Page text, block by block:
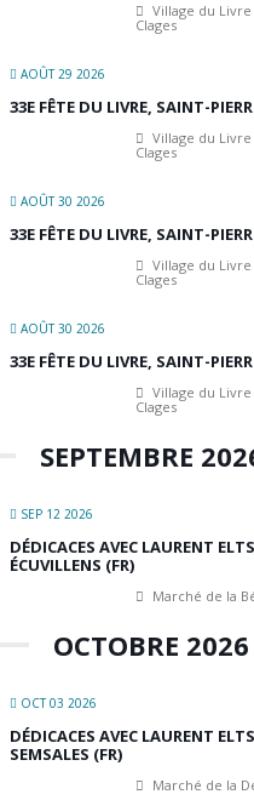
Village du
Clages
AOÛT 29 2026
33E FÊTE DU LIVRE, SAINT-
Village du
Clages
AOÛT 30 2026
33E FÊTE DU LIVRE, SAINT-
Village du
Clages
AOÛT 30 2026
33E FÊTE DU LIVRE, SAINT-
Village du
Clages
SEPTEMBRE
SEP 12 2026
DÉDICACES AVEC LAURENT
ÉCUVILLENS (FR)
Marché de la
OCTOBRE 2026
OCT 03 2026
DÉDICACES AVEC LAURENT
SEMSALES (FR)
Marché de la